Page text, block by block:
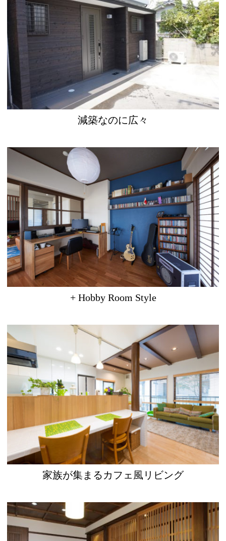
減築なのに広々
+ Hobby Room Style
家族が集まるカフェ風リビング